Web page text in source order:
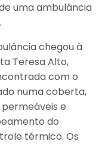
uma ambulância
chegou à
Teresa Alto,
com o
numa coberta,
e
do
térmico. Os